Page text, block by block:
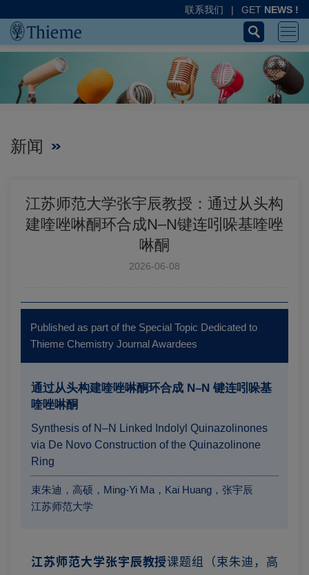
联系我们 | GET NEWS !
新闻
江苏师范大学张宇辰教授：通过从头构
建喹唑啉酮环合成N–N键连吲哚基喹唑
啉酮
2026-06-08
Published as part of the Special Topic Dedicated to
Thieme Chemistry Journal Awardees
通过从头构建喹唑啉酮环合成 N–N 键连吲哚基
喹唑啉酮
Synthesis of N–N Linked Indolyl Quinazolinones
via De Novo Construction of the Quinazolinone
Ring
束朱迪，高硕，Ming-Yi Ma，Kai Huang，张宇辰
江苏师范大学
江苏师范大学张宇辰教授课题组（束朱迪，高